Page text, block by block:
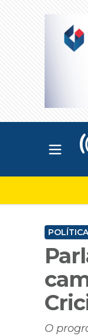
Abrir
POLÍTICA
O